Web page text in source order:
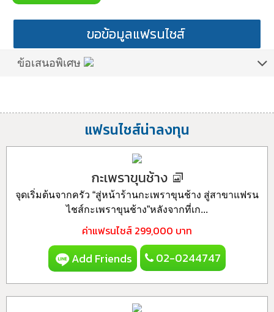
ขอข้อมูลแฟรนไชส์
ข้อเสนอพิเศษ
แฟรนไชส์น่าลงทุน
กะเพราขุนช้าง
จุดเริ่มต้นจากครัว “สู่หน้าร้านกะเพราขุนช้าง สู่สาขาแฟรน
ไชส์กะเพราขุนช้าง”หลังจากที่เก...
ค่าแฟรนไชส์ 299,000 บาท
Add Friends 02-0244747